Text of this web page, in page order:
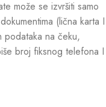
može se izvršiti samo
(lična karta I
podataka na čeku,
broj fiksnog telefona I